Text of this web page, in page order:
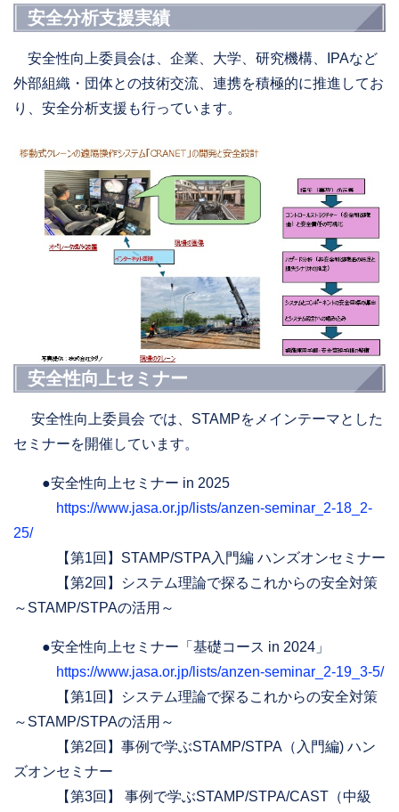
安全分析支援実績
安全性向上委員会は、企業、大学、研究機構、IPAなど
外部組織・団体との技術交流、連携を積極的に推進してお
り、安全分析支援も行っています。
安全性向上セミナー
安全性向上委員会 では、STAMPをメインテーマとした
セミナーを開催しています。
●安全性向上セミナー in 2025
https://www.jasa.or.jp/lists/anzen-seminar_2-18_2-
25/
【第1回】STAMP/STPA入門編 ハンズオンセミナー
【第2回】システム理論で探るこれからの安全対策
～STAMP/STPAの活用～
●安全性向上セミナー「基礎コース in 2024」
https://www.jasa.or.jp/lists/anzen-seminar_2-19_3-5/
【第1回】システム理論で探るこれからの安全対策
～STAMP/STPAの活用～
【第2回】事例で学ぶSTAMP/STPA（入門編) ハン
ズオンセミナー
【第3回】 事例で学ぶSTAMP/STPA/CAST（中級